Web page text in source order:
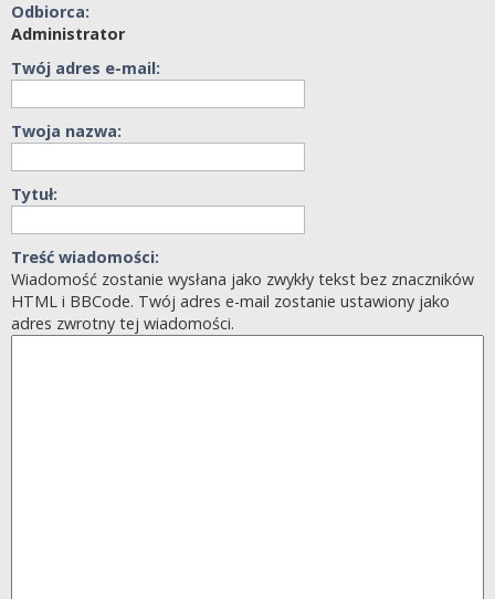
Odbiorca:
Administrator
Twój adres e-mail:
Twoja nazwa:
Tytuł:
Treść wiadomości:
Wiadomość zostanie wysłana jako zwykły tekst bez znaczników
HTML i BBCode. Twój adres e-mail zostanie ustawiony jako
adres zwrotny tej wiadomości.